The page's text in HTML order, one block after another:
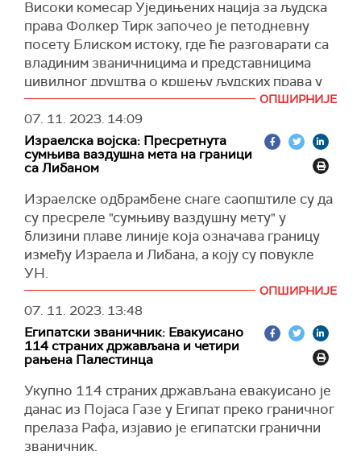
(Тајмс од Израел)
Високи комесар Уједињених нација за људска
права Фолкер Тирк започео је петодневну
посету Блиском истоку, где ће разговарати са
владиним званичницима и представницима
цивилног друштва о кршењу људских права у
Појасу Газе.
Тирк борави у посети главном граду Египта,
Каира, а најављено је да ће у среду посетити и
прелаз Рафа између те земље са Појасом Газе.
У четвртак ће, како је планирано, посетити
јорданску престоницу Аман.
(Reuters ,The Times of Israel)
ОПШИРНИЈЕ
07. 11. 2023. 14:09
Израелска војска: Пресретнута
сумњива ваздушна мета на граници
са Либаном
Израелске одбрамбене снаге саопштиле су да
су пресреле "сумњиву ваздушну мету" у
близини плаве линије која означава границу
између Израела и Либана, а коју су повукле
УН.
"Недавно је ПВО израелске војске пресрела
сумњиву ваздушну мету која је
идентификована у зони границе са Либаном
пре него што је прешла на територију
Телеграму.
(The Times of Israel)
ОПШИРНИЈЕ
07. 11. 2023. 13:48
Египатски званичник: Евакуисано
114 страних држављана и четири
рањена Палестинца
Укупно 114 страних држављана евакуисано је
данас из Појаса Газе у Египат преко граничног
прелаза Рафа, изјавио је египатски гранични
званичник.